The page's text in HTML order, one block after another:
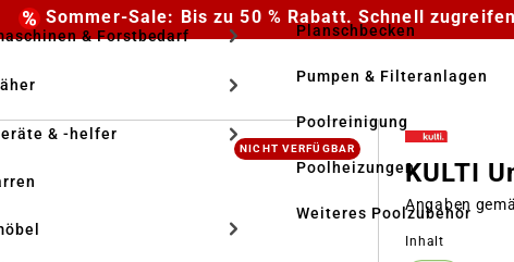
& Forstbedarf
& -helfer
Planschbecken
Pumpen & Filteranlagen
Poolreinigung
Poolheizungen
Weiteres Poolzubehör
Sommer-Sale: Bis zu 50 % Rabatt. Schnell
NICHT VERFÜGBAR
KULTI
Angaben
Inhalt